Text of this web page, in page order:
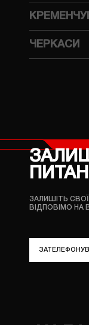
вулиця
вулиця
ЧЕРКАСИ
ЗАЛИШІТЬ СВОЇ
ВІДПОВІМО НА